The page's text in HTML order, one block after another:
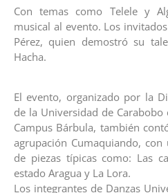
Con temas como Telele y
musical al evento. Los
Pérez, quien demostró su
Hacha.
El evento, organizado por la
de la Universidad de
Campus Bárbula, también
agrupación Cumaquiando,
de piezas típicas como: Las
estado Aragua y La Lora.
Los integrantes de Danzas